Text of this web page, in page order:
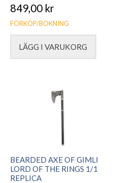
849,00 kr
FÖRKÖP/BOKNING
LÄGG I VARUKORG
BEARDED AXE OF GIMLI
LORD OF THE RINGS 1/1
REPLICA